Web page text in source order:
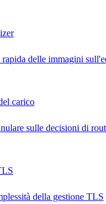
delle immagini
carico
sulle decisioni di
della gestione TLS